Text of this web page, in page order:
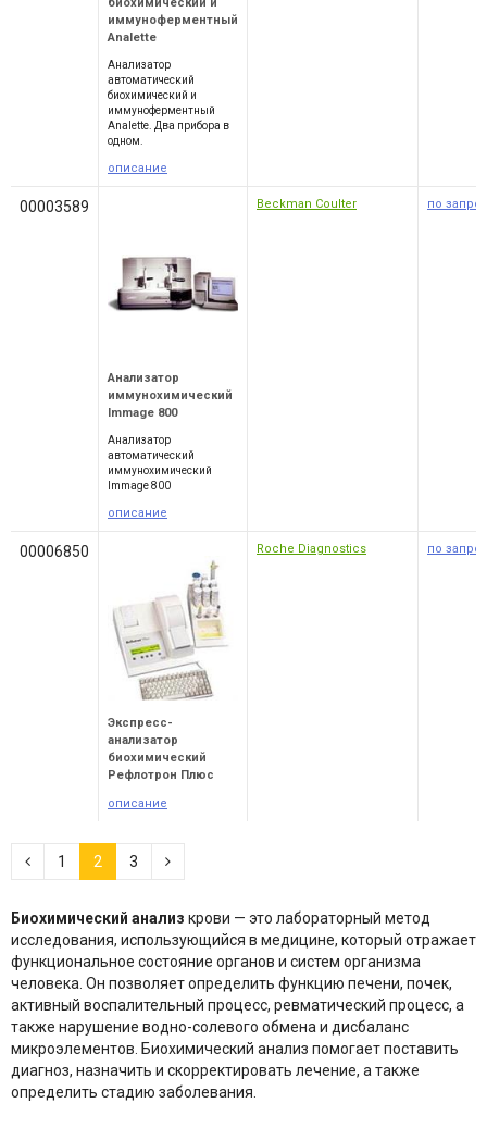
иммуноферментный
Analette
Анализатор
автоматический
биохимический и
иммуноферментный
Analette. Два прибора в
одном.
описание
00003589
Анализатор
иммунохимический
Immage 800
Анализатор
автоматический
иммунохимический
Immage 800
описание
Beckman Coulter по
00006850
Экспресс-
анализатор
биохимический
Рефлотрон Плюс
описание
Roche Diagnostics по
1 2 3
Биохимический анализ крови — это лабораторный метод
исследования, использующийся в медицине, который отражает
функциональное состояние органов и систем организма
человека. Он позволяет определить функцию печени, почек,
активный воспалительный процесс, ревматический процесс, а
также нарушение водно-солевого обмена и дисбаланс
микроэлементов. Биохимический анализ помогает поставить
диагноз, назначить и скорректировать лечение, а также
определить стадию заболевания.